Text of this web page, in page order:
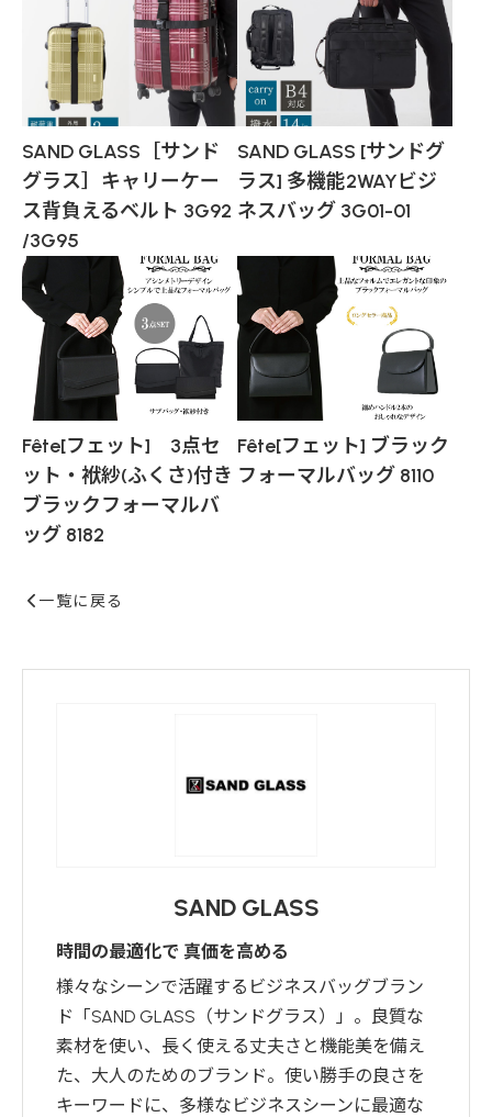
SAND GLASS［サンド
グラス］キャリーケー
ス背負えるベルト 3G92
/3G95
SAND GLASS [サンドグ
ラス] 多機能2WAYビジ
ネスバッグ 3G01-01
Fête[フェット] 3点セ
ット・袱紗(ふくさ)付き
ブラックフォーマルバ
ッグ 8182
Fête[フェット] ブラック
フォーマルバッグ 8110
一覧に戻る
SAND GLASS
時間の最適化で 真価を高める
様々なシーンで活躍するビジネスバッグブラン
ド「SAND GLASS（サンドグラス）」。良質な
素材を使い、長く使える丈夫さと機能美を備え
た、大人のためのブランド。使い勝手の良さを
キーワードに、多様なビジネスシーンに最適な